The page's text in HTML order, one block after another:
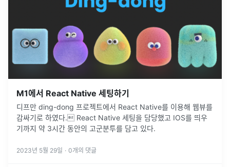
M1에서 React Native 세팅하기
디프만 ding-dong 프로젝트에서 React Native를 이용해 웹뷰를
감싸기로 하였다. React Native 세팅을 담당했고 IOS를 띄우
기까지 약 3시간 동안의 고군분투를 담고 있다.
2023년 5월 29일 · 0개의 댓글